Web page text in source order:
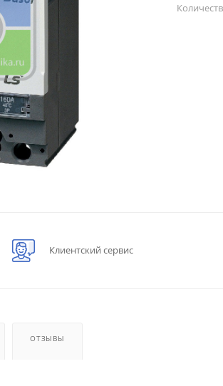
Клиентский сервис
ОТЗЫВЫ